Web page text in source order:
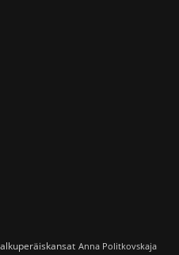
alkuperäiskansat Anna Politkovskaja